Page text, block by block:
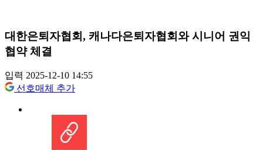
대한은퇴자협회, 캐나다은퇴자협회와 시니어 권익
협약 체결
입력 2025-12-10 14:55
선호매체 추가